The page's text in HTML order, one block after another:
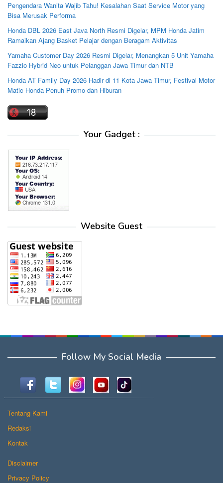
Pengendara Wanita Wajib Tahu! Kesalahan Saat Service Motor yang
Bisa Merusak Performa
Honda DBL 2026 East Java North Resmi Digelar, MPM Honda Jatim
Ramaikan Ajang Basket Pelajar dengan Beragam Aktivitas
Yamaha Customer Day 2026 Resmi Digelar, Menangkan 5 Unit Yamaha
Fazzio Hybrid Neo untuk Pelanggan Jawa Timur dan NTB
Honda AT Family Day 2026 Hadir di 11 Kota Jawa Timur, Festival Motor
Matic Honda Penuh Promo dan Hiburan
Your Gadget :
Website Guest
Follow My Social Media
Tentang Kami
Redaksi
Kontak
Disclaimer
Privacy Policy